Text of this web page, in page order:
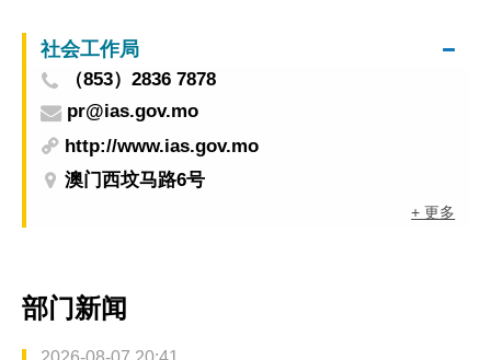
社会工作局
（853）2836 7878
pr@ias.gov.mo
http://www.ias.gov.mo
澳门西坟马路6号
+ 更多
部门新闻